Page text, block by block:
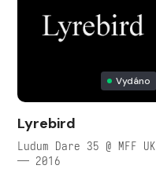
Vydáno
Lyrebird
Ludum Dare 35 @ MFF UK
— 2016